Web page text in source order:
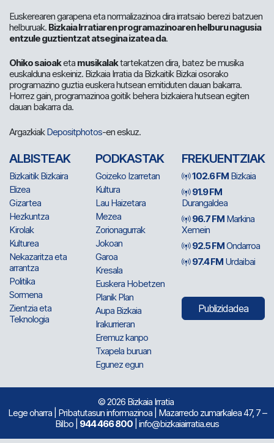
Euskerearen garapena eta normalizazinoa dira irratsaio berezi batzuen
helburuak. Bizkaia Irratiaren programazinoaren helburu nagusia
entzule guztientzat atsegina izatea da.
Ohiko saioaketa musikalaktartekatzen dira, batez be musika
euskalduna eskeiniz. Bizkaia Irratia da Bizkaitik Bizkai osorako
programazino guztia euskera hutsean emitiduten dauan bakarra.
Horrez gain, programazinoa goitik behera bizkaiera hutsean egiten
dauan bakarra da.
ArgazkiakDepositphotos-en eskuz.
ALBISTEAK
Bizkaitik Bizkaira
Elizea
Gizartea
Hezkuntza
Kirolak
Kulturea
Nekazaritza eta
arrantza
Politika
Sormena
Zientzia eta
Teknologia
PODKASTAK
Goizeko Izarretan
Kultura
Lau Haizetara
Mezea
Zorionagurrak
Jokoan
Garoa
Kresala
Euskera Hobetzen
Planik Plan
Aupa Bizkaia
Irakurrieran
Eremuz kanpo
Txapela buruan
Egunez egun
FREKUENTZIAK
102.6 FM Bizkaia
91.9 FM
Durangaldea
96.7 FM Markina
Xemein
92.5 FMOndarroa
97.4 FM Urdaibai
Publizidadea
© 2026 Bizkaia Irratia
Lege oharra| Pribatutasun informazinoa| Mazarredo zumarkalea 47, 7 –
Bilbo | 944 466 800 | info@bizkaiairratia.eus